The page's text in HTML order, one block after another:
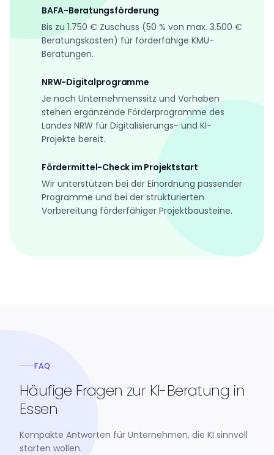
BAFA-Beratungsförderung
Bis zu 1.750 € Zuschuss (50 % von max. 3.500 €
Beratungskosten) für förderfähige KMU-
Beratungen.
NRW-Digitalprogramme
Je nach Unternehmenssitz und Vorhaben
stehen ergänzende Förderprogramme des
Landes NRW für Digitalisierungs- und KI-
Projekte bereit.
Fördermittel-Check im Projektstart
Wir unterstützen bei der Einordnung passender
Programme und bei der strukturierten
Vorbereitung förderfähiger Projektbausteine.
FAQ
Häufige Fragen zur KI-Beratung in
Essen
Kompakte Antworten für Unternehmen, die KI sinnvoll
starten wollen.